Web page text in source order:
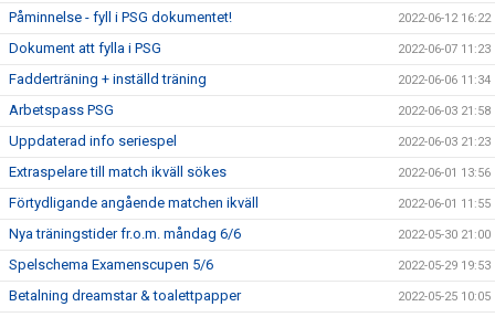
Påminnelse - fyll i PSG dokumentet! 2022-06-12 16:22
Dokument att fylla i PSG 2022-06-07 11:23
Fadderträning + inställd träning 2022-06-06 11:34
Arbetspass PSG 2022-06-03 21:58
Uppdaterad info seriespel 2022-06-03 21:23
Extraspelare till match ikväll sökes 2022-06-01 13:56
Förtydligande angående matchen ikväll 2022-06-01 11:55
Nya träningstider fr.o.m. måndag 6/6 2022-05-30 21:00
Spelschema Examenscupen 5/6 2022-05-29 19:53
Betalning dreamstar & toalettpapper 2022-05-25 10:05